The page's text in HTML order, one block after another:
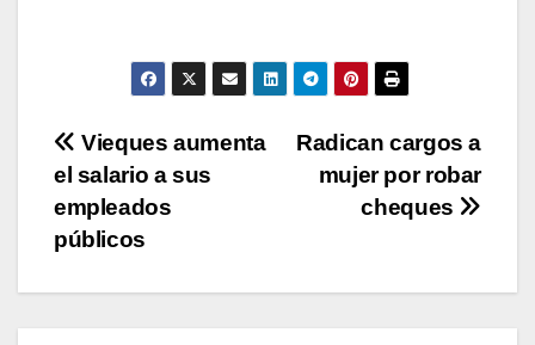
Navegación
de
entradas
Radican cargos a
mujer por robar
cheques
Vieques aumenta
el salario a sus
empleados
públicos